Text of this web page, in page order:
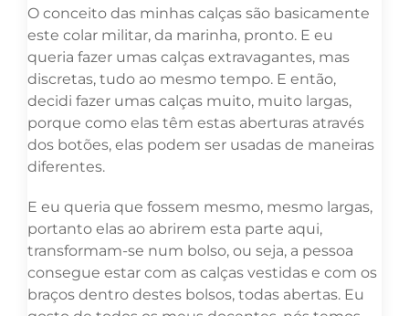
O conceito das minhas calças são basicamente
este colar militar, da marinha, pronto. E eu
queria fazer umas calças extravagantes, mas
discretas, tudo ao mesmo tempo. E então,
decidi fazer umas calças muito, muito largas,
porque como elas têm estas aberturas através
dos botões, elas podem ser usadas de maneiras
diferentes.
E eu queria que fossem mesmo, mesmo largas,
portanto elas ao abrirem esta parte aqui,
transformam-se num bolso, ou seja, a pessoa
consegue estar com as calças vestidas e com os
braços dentro destes bolsos, todas abertas. Eu